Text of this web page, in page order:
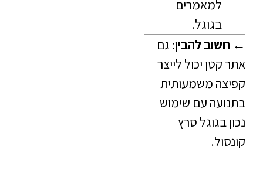
למאמרים
להבין: גם
יכול לייצר
משמעותית
עם שימוש
סרץ